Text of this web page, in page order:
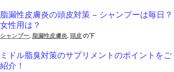
脂漏性皮膚炎の頭皮対策 – シャンプーは毎日？
女性用は？
シャンプー, 脂漏性皮膚炎, 頭皮の下
ミドル脂臭対策のサプリメントのポイントをご
紹介！